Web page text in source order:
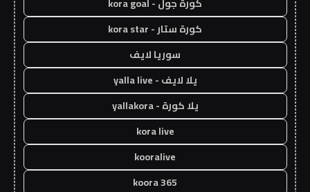
كورة ستار - kora star
سوريا لايف
يلا لايف - yalla live
يلا كورة - yallakora
kora live
kooralive
koora 365